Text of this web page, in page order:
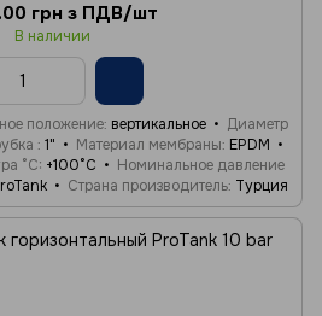
грн з ПДВ/шт
В наличии
положение вертикальное
Диаметр
1" Материал мембраны EPDM
°C +100°C
Номинальное давление
Страна производитель Турция